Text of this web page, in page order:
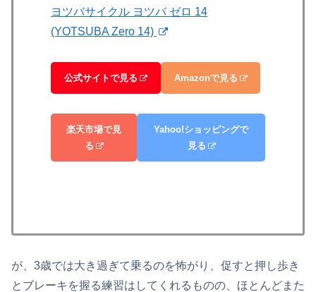
ヨツバサイクル ヨツバ ゼロ 14
(YOTSUBA Zero 14)
公式サイトで見る Amazonで見る
楽天市場で見
る
Yahoo!ショッピングで
見る
が、3歳では大き過ぎて乗るのを怖がり、促すと押し歩き
とブレーキを握る練習はしてくれるものの、ほとんどまた